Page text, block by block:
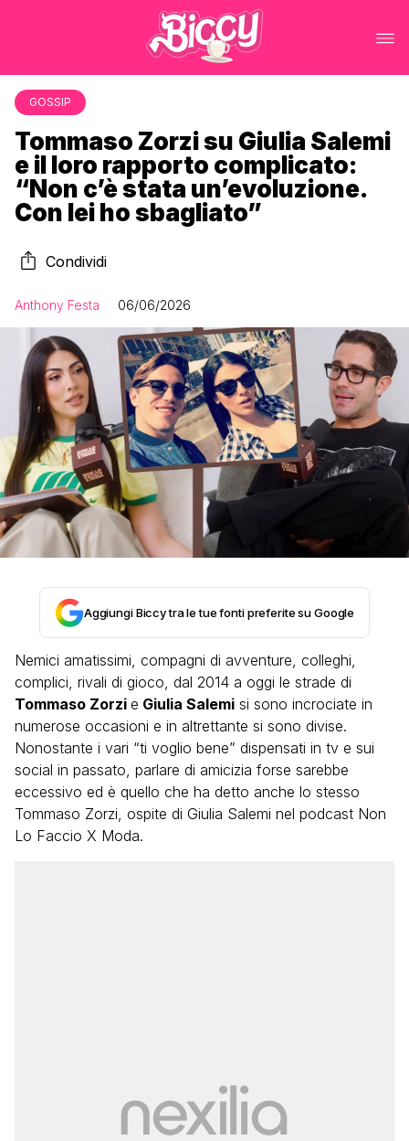
GOSSIP
Tommaso Zorzi su Giulia Salemi
e il loro rapporto complicato:
“Non c’è stata un’evoluzione.
Con lei ho sbagliato”
Condividi
Anthony Festa 06/06/2026
Aggiungi Biccy tra le tue fonti preferite su Google
Nemici amatissimi, compagni di avventure, colleghi,
complici, rivali di gioco, dal 2014 a oggi le strade di
Tommaso Zorzi e Giulia Salemi si sono incrociate in
numerose occasioni e in altrettante si sono divise.
Nonostante i vari “ti voglio bene” dispensati in tv e sui
social in passato, parlare di amicizia forse sarebbe
eccessivo ed è quello che ha detto anche lo stesso
Tommaso Zorzi, ospite di Giulia Salemi nel podcast Non
Lo Faccio X Moda.